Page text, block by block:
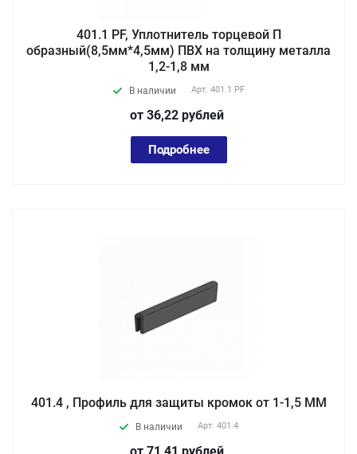
401.1 PF, Уплотнитель торцевой П
образный(8,5мм*4,5мм) ПВХ на толщину металла
1,2-1,8 мм
В наличии Арт. 401.1 PF
от 36,22 рублей
Подробнее
401.4 , Профиль для защиты кромок от 1-1,5 ММ
В наличии Арт. 401.4